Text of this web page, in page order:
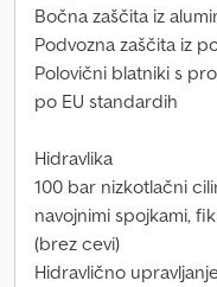
Bočna zaščita iz
Podvozna zaščita iz
Polovični blatniki s
po EU standardih
Hidravlika
100 bar nizkotlačni
navojnimi spojkami,
(brez cevi)
Hidravlično